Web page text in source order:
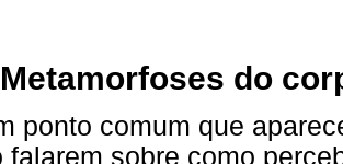
do
ponto comum que
falarem sobre como